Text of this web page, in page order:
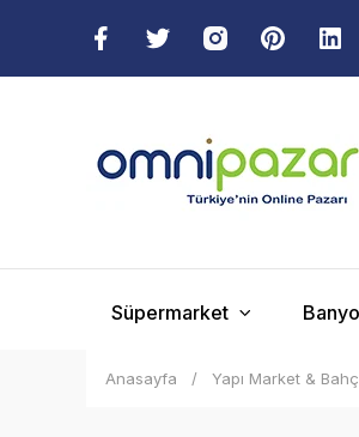
Süpermarket
Anasayfa Yapı Market &